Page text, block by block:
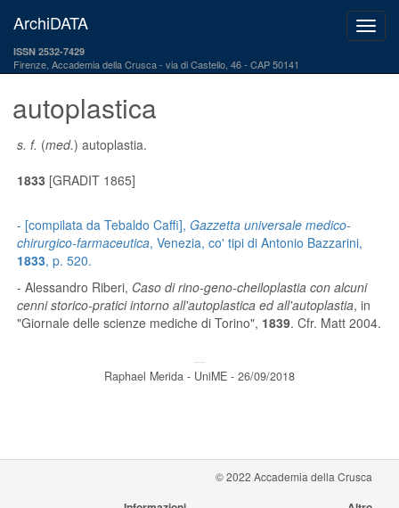
ArchiDATA
ISSN 2532-7429
Firenze, Accademia della Crusca via di Castello, 46 - CAP 50141
autoplastica
s. f. (med.) autoplastia.
1833 [GRADIT 1865]
- [compilata da Tebaldo Caffi], Gazzetta universale medico-
chirurgico-farmaceutica, Venezia, co' tipi di Antonio Bazzarini,
1833, p. 520.
- Alessandro Riberi, Caso di rino-geno-cheiloplastia con alcuni
cenni storico-pratici intorno all'autoplastica ed all'autoplastia, in
"Giornale delle scienze mediche di Torino", 1839. Cfr. Matt 2004.
---
Raphael Merida - UniME - 26/09/2018
© 2022 Accademia della Crusca